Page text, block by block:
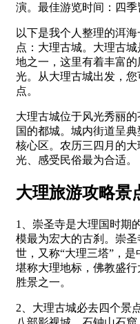
演。最佳游览时间：四季
以下是我个人整理的洱
点：大理古城。大理古
地之一，这里有着丰富
光。从大理古城出发，
点。
大理古城位于风光秀丽
国的都城。城内街道呈
核心区。农历三四月的
光、感受民俗最为合适。
大理旅游攻略景
1、崇圣寺是大理国时期
模最为宏大的古刹。崇
世，又称“大理三塔”，
堪称大理地标，佛教盛
胜景之一。
2、大理古城必去四个景